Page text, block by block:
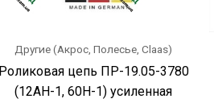
Другие (Акрос, Полесье, Claas)
Роликовая цепь ПР-19.05-3780
(12АH-1, 60H-1) усиленная